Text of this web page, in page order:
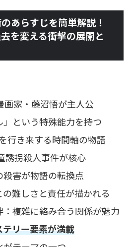
あらすじを簡単解説！
を変える衝撃の展開と
画家・藤沼悟が主人公
という特殊能力を持つ
行き来する時間軸の物語
誘拐殺人事件が核心
害が物語の転換点
難しさと責任が描かれる
複雑に絡み合う関係が魅力
リー要素が満載